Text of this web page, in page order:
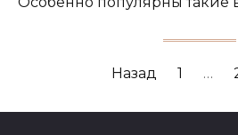
Назад 1 …